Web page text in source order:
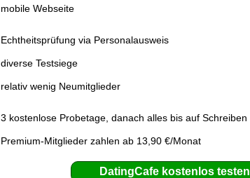
mobile Webseite
Echtheitsprüfung via Personalausweis
diverse Testsiege
relativ wenig Neumitglieder
3 kostenlose Probetage, danach alles bis auf Schreiben
Premium-Mitglieder zahlen ab 13,90 €/Monat
DatingCafe kostenlos testen